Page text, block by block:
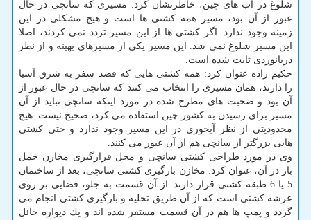
شلوغ در آب های چین، خاطرنشان كرد: مسیری كه سانچی در حال
عبور از آن بود، مسیر همه كشتی ها است و هیچ مشكلی در این
زمینه وجود ندارد. اگر كشتی ها از این مسیر تردد نمی كردند، اصلا
این مسیر شلوغ نمی شد. این مسیر یكی از مسیرهای بهینه و از نظر
دریانوردی ثابت شده است.
حكیم زاده عنوان كرد: همه كشتی هایی كه قصد سفر به شرق آسیا
را دارند، همان مسیری را انتخاب می كنند كه سانچی در حال عبور از
آن بود و صحبت های مطرح شده در مورد اینكه سانچی نباید از آن
مسیر برای رسیدن به كشور چین استفاده می كرد، صحیح نیست. هیچ
محدودیتی از نظر آبخوری در این مسیر وجود ندارد و حتی كشتی
هایی بزرگتر از سانچی هم از آن عبور می كنند.
وی در مورد طراحی كشتی سانچی و محل قرارگیری مخازن حمل
بار در آن، عنوان كرد: مخازن بارگیری كشتی سانچی، بعد از ساختمان
5 یا 6 طبقه كشتی قرار دارند. از آن قسمت به جلو، فضایی بر روی
عرشه كشتی است كه از آن طریق تخلیه و بارگیری كشتی انجام می
گردد و پمپ ها هم در آن قسمت مستقر شده اند و یك دیواره حائل